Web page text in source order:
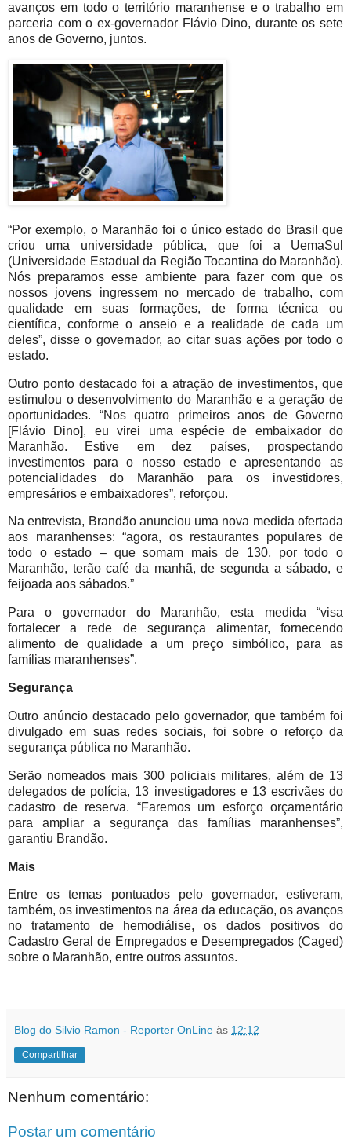
avanços em todo o território maranhense e o trabalho em
parceria com o ex-governador Flávio Dino, durante os sete
anos de Governo, juntos.
“Por exemplo, o Maranhão foi o único estado do Brasil que
criou uma universidade pública, que foi a UemaSul
(Universidade Estadual da Região Tocantina do Maranhão).
Nós preparamos esse ambiente para fazer com que os
nossos jovens ingressem no mercado de trabalho, com
qualidade em suas formações, de forma técnica ou
científica, conforme o anseio e a realidade de cada um
deles”, disse o governador, ao citar suas ações por todo o
estado.
Outro ponto destacado foi a atração de investimentos, que
estimulou o desenvolvimento do Maranhão e a geração de
oportunidades. “Nos quatro primeiros anos de Governo
[Flávio Dino], eu virei uma espécie de embaixador do
Maranhão. Estive em dez países, prospectando
investimentos para o nosso estado e apresentando as
potencialidades do Maranhão para os investidores,
empresários e embaixadores”, reforçou.
Na entrevista, Brandão anunciou uma nova medida ofertada
aos maranhenses: “agora, os restaurantes populares de
todo o estado – que somam mais de 130, por todo o
Maranhão, terão café da manhã, de segunda a sábado, e
feijoada aos sábados.”
Para o governador do Maranhão, esta medida “visa
fortalecer a rede de segurança alimentar, fornecendo
alimento de qualidade a um preço simbólico, para as
famílias maranhenses”.
Segurança
Outro anúncio destacado pelo governador, que também foi
divulgado em suas redes sociais, foi sobre o reforço da
segurança pública no Maranhão.
Serão nomeados mais 300 policiais militares, além de 13
delegados de polícia, 13 investigadores e 13 escrivães do
cadastro de reserva. “Faremos um esforço orçamentário
para ampliar a segurança das famílias maranhenses”,
garantiu Brandão.
Mais
Entre os temas pontuados pelo governador, estiveram,
também, os investimentos na área da educação, os avanços
no tratamento de hemodiálise, os dados positivos do
Cadastro Geral de Empregados e Desempregados (Caged)
sobre o Maranhão, entre outros assuntos.
Blog do Silvio Ramon - Reporter OnLine às 12:12
Compartilhar
Nenhum comentário:
Postar um comentário